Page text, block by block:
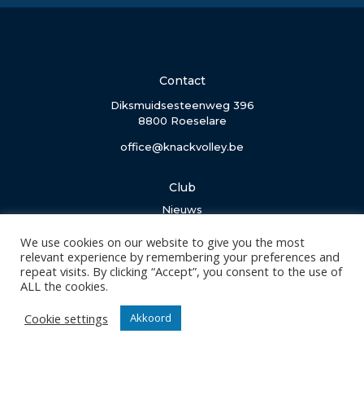
Contact
Diksmuidsesteenweg 396
8800 Roeselare
office@knackvolley.be
Club
Nieuws
Organisatie
Partner worden
Wedstrijden
Tickets
We use cookies on our website to give you the most
relevant experience by remembering your preferences and
repeat visits. By clicking “Accept”, you consent to the use of
ALL the cookies.
Cookie settings
Akkoord